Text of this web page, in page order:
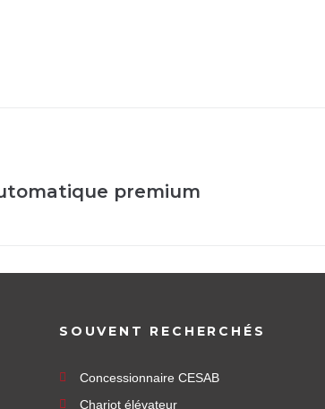
premium
SOUVENT RECHERCHÉS
Concessionnaire CESAB
Chariot élévateur